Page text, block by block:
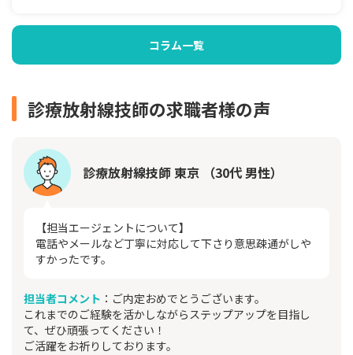
コラム一覧
診療放射線技師の求職者様の声
診療放射線技師 東京 （30代 男性）
【担当エージェントについて】
電話やメールなど丁寧に対応して下さり意思疎通がしや
すかったです。
担当者コメント ：ご内定おめでとうございます。
これまでのご経験を活かしながらステップアップを目指し
て、ぜひ頑張ってください！
ご活躍をお祈りしております。